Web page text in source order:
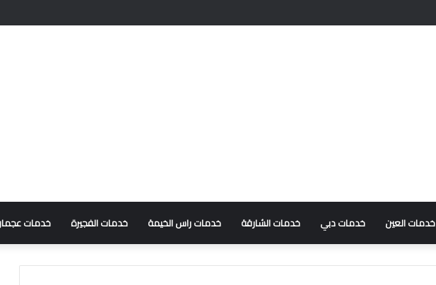
خدمات العين خدمات دبي خدمات الشارقة خدمات راس الخيمة خدمات الفجيرة خدمات